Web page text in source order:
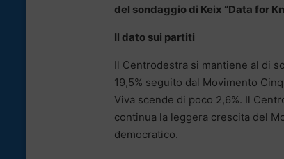
del sondaggio di Keix “Data for
Il dato sui partiti
Il Centrodestra si mantiene al di
19,5% seguito dal Movimento
Viva scende di poco 2,6%. Il
continua la leggera crescita del
democratico.